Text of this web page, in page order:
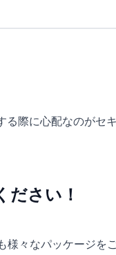
際に心配なのがセ
ださい！
々なパッケージを